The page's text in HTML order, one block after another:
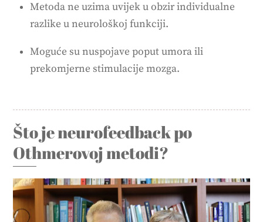
Metoda ne uzima uvijek u obzir individualne
razlike u neurološkoj funkciji.
Moguće su nuspojave poput umora ili
prekomjerne stimulacije mozga.
Što je neurofeedback po
Othmerovoj metodi?